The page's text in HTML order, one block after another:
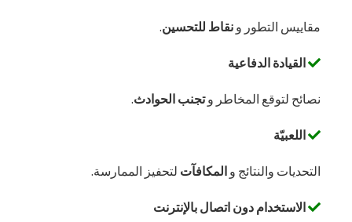
مقاييس التطور ونقاط للتحسين.
القيادة الدفاعية
نصائح لتوقع المخاطر وتجنب الحوادث.
اللعبيّة
التحديات والنتائج والمكافآت لتحفيز الممارسة.
الاستخدام دون اتصال بالإنترنت